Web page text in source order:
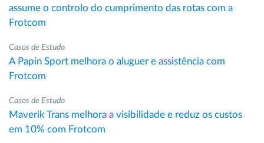
assume o controlo do cumprimento das rotas com a
Frotcom
Casos de Estudo
A Papin Sport melhora o aluguer e assistência com
Frotcom
Casos de Estudo
Maverik Trans melhora a visibilidade e reduz os custos
em 10% com Frotcom